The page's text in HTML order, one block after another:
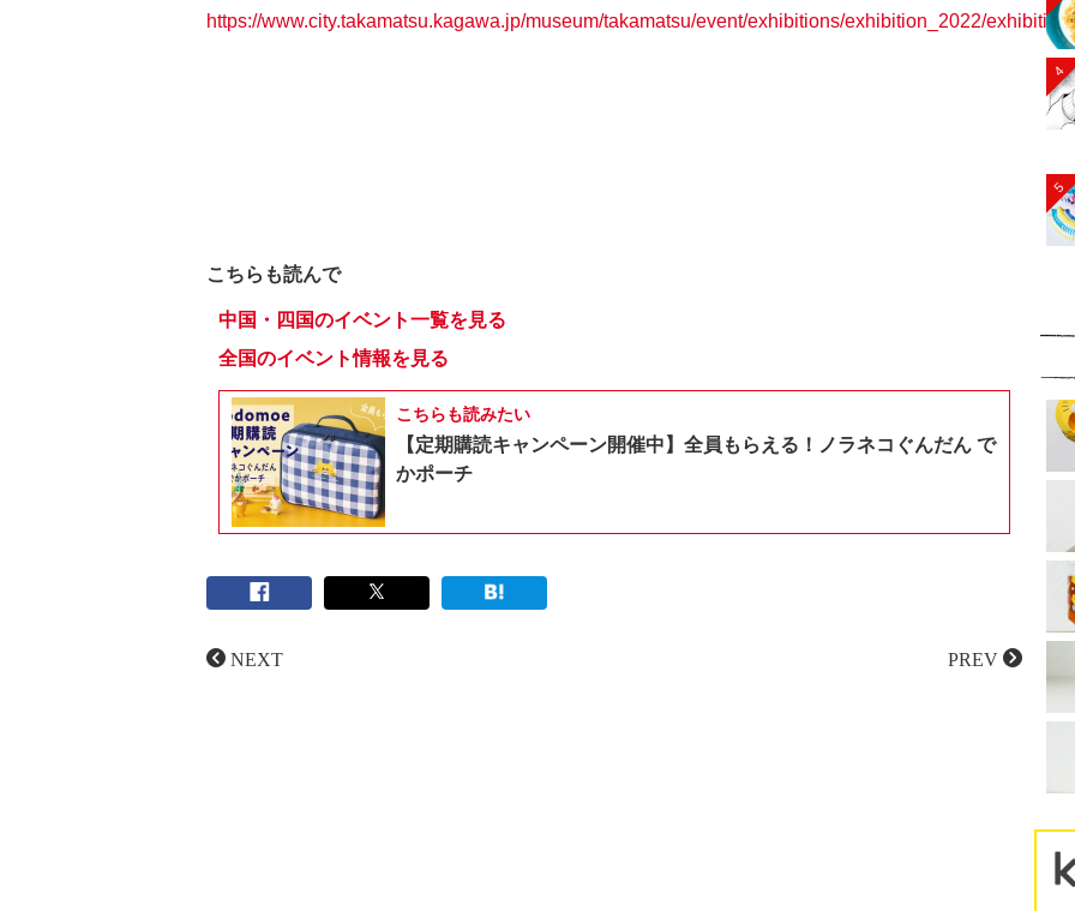
https://www.city.takamatsu.kagawa.jp/museum/takamatsu/event/exhibitions/exhibition_2022/
こちらも読んで
中国・四国のイベント一覧を見る
全国のイベント情報を見る
こちらも読みたい
【定期購読キャンペーン開催中】全員もらえる！ノラネコぐんだん で
かポーチ
NEXT PREV
4
5